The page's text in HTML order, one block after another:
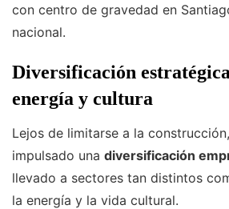
con centro de gravedad en
nacional.
Diversificación
energía y cultura
Lejos de limitarse a la
impulsado una diversificación
llevado a sectores tan distintos
la energía y la vida cultural.